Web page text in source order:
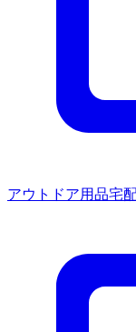
アウトドア用品宅